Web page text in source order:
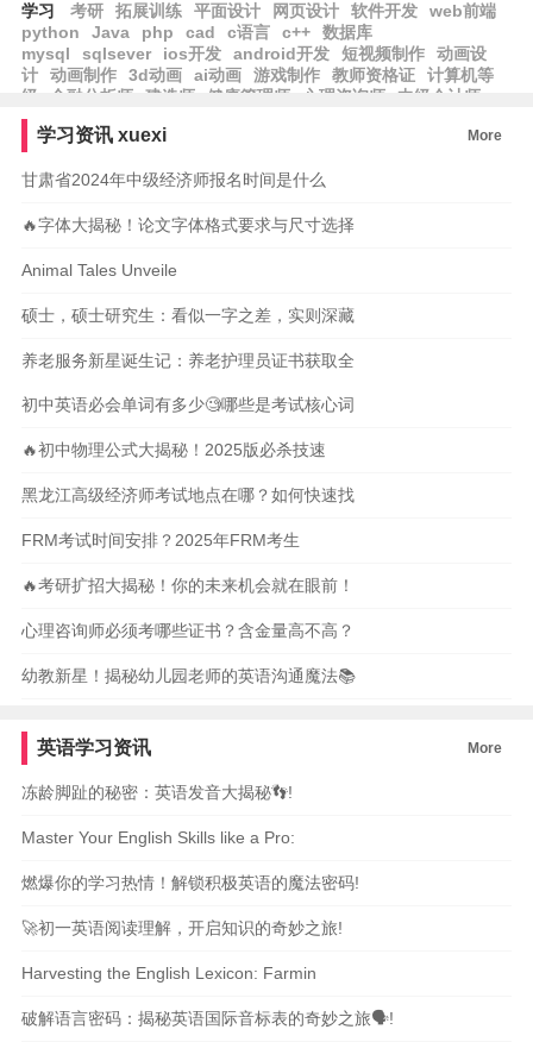
学习 考研 拓展训练 平面设计 网页设计 软件开发
web前端
python
Java php cad c语言 c++
数据库
mysql
sqlsever ios开发 android开发 短视频制作
动画设
计
动画制作 3d动画 ai动画 游戏制作 教师资格证
计算机等
级
金融分析师 建造师 健康管理师 心理咨询师 中级会计师
学习资讯 xuexi More
甘肃省2024年中级经济师报名时间是什么
🔥字体大揭秘！论文字体格式要求与尺寸选择
Animal Tales Unveile
硕士，硕士研究生：看似一字之差，实则深藏
养老服务新星诞生记：养老护理员证书获取全
初中英语必会单词有多少🧐哪些是考试核心词
🔥初中物理公式大揭秘！2025版必杀技速
黑龙江高级经济师考试地点在哪？如何快速找
FRM考试时间安排？2025年FRM考生
🔥考研扩招大揭秘！你的未来机会就在眼前！
心理咨询师必须考哪些证书？含金量高不高？
幼教新星！揭秘幼儿园老师的英语沟通魔法📚
英语学习资讯 More
冻龄脚趾的秘密：英语发音大揭秘👣!
Master Your English Skills like a Pro:
燃爆你的学习热情！解锁积极英语的魔法密码!
🚀初一英语阅读理解，开启知识的奇妙之旅!
Harvesting the English Lexicon: Farmin
破解语言密码：揭秘英语国际音标表的奇妙之旅🗣️!